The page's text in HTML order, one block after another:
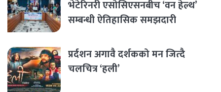
भेटेरिनरी एसोसिएसनबीच ‘वन हेल्थ’
सम्बन्धी ऐतिहासिक समझदारी
प्रर्दशन अगावै दर्शकको मन जित्दै
चलचित्र ‘हली’